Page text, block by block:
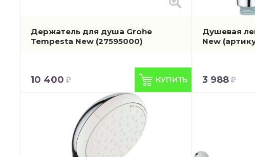
Держатель для душа Grohe
Tempesta New (27595000)
10 400
Душевая
New
3 988